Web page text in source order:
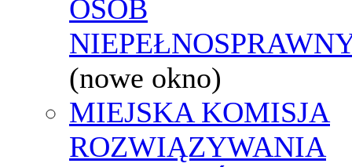
OSÓB
(nowe okno)
MIEJSKA KOMISJA
ROZWIĄZYWANIA